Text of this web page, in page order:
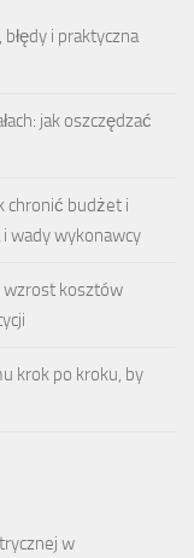
i praktyczna
jak oszczędzać
chronić budżet i
wady wykonawcy
wzrost kosztów
krok po kroku, by
w